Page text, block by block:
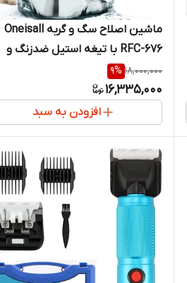
ماشین اصلاح سگ و گربه Oneisall
RFC-676 با تیغه استیل ضدزنگ و
ضدآب IPX7
18,000,000
9%
16,335,000
افزودن به سبد